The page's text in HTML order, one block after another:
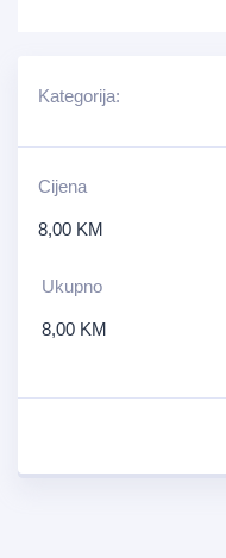
Kategorija:
Cijena
8,00 KM
Ukupno
8,00 KM